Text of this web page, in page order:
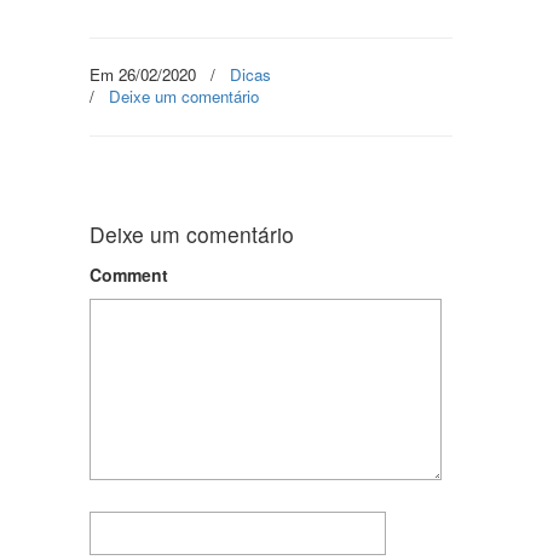
Em 26/02/2020 /
Dicas
/ Deixe um comentário
Deixe um comentário
Comment